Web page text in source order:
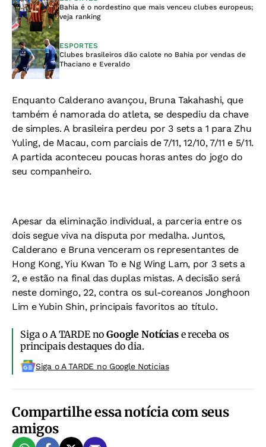
Bahia é o nordestino que mais venceu clubes europeus;
veja ranking
ESPORTES
Clubes brasileiros dão calote no Bahia por vendas de
Thaciano e Everaldo
Enquanto Calderano avançou, Bruna Takahashi, que
também é namorada do atleta, se despediu da chave
de simples. A brasileira perdeu por 3 sets a 1 para Zhu
Yuling, de Macau, com parciais de 7/11, 12/10, 7/11 e 5/11.
A partida aconteceu poucas horas antes do jogo do
seu companheiro.
Apesar da eliminação individual, a parceria entre os
dois segue viva na disputa por medalha. Juntos,
Calderano e Bruna venceram os representantes de
Hong Kong, Yiu Kwan To e Ng Wing Lam, por 3 sets a
2, e estão na final das duplas mistas. A decisão será
neste domingo, 22, contra os sul-coreanos Jonghoon
Lim e Yubin Shin, principais favoritos ao título.
Siga o A TARDE noGoogle Notíciase receba os
principais destaques do dia.
Siga o A TARDE no Google Noticias
Compartilhe essa notícia com seus
amigos